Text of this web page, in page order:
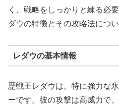
く、戦略をしっかりと練る必
ダウの特徴とその攻略法につ
レダウの基本情報
歴戦王レダウは、特に強力な
ーです。彼の攻撃は高威力で